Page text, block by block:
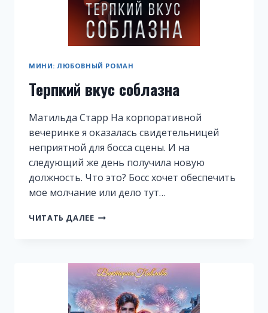
МИНИ: ЛЮБОВНЫЙ РОМАН
Терпкий вкус соблазна
Матильда Старр На корпоративной
вечеринке я оказалась свидетельницей
неприятной для босса сцены. И на
следующий же день получила новую
должность. Что это? Босс хочет обеспечить
мое молчание или дело тут…
ЧИТАТЬ ДАЛЕЕ ТЕРПКИЙ